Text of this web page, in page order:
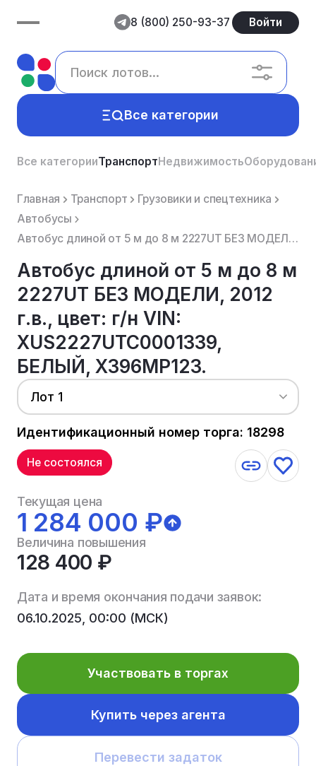
8 (800) 250-93-37 Войти
Все категории
Все категорииТранспортНедвижимость
Главная Транспорт
Грузовики и спецтехника
Автобусы
Автобус длиной от 5 м до 8 м 2227UT БЕЗ МОДЕЛИ, 2012 г.в., цвет: г/н VIN: XUS2227UTC0001339, БЕЛЫЙ, ...
Автобус длиной от 5 м до 8 м
2227UT БЕЗ МОДЕЛИ, 2012
г.в., цвет: г/н VIN:
XUS2227UTC0001339,
БЕЛЫЙ, Х396МР123.
Лот 1
Идентификационный номер торга: 18298
Не состоялся
Текущая цена
1 284 000 ₽
Величина повышения
128 400 ₽
Дата и время окончания подачи заявок:
06.10.2025, 00:00 (МСК)
Участвовать в торгах
Купить через агента
Перевести задаток